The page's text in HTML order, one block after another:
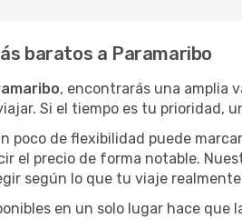
baratos a Paramaribo
, encontrarás una amplia
Si el tiempo es tu prioridad,
poco de flexibilidad puede
el precio de forma notable.
según lo que tu viaje
en un solo lugar hace que